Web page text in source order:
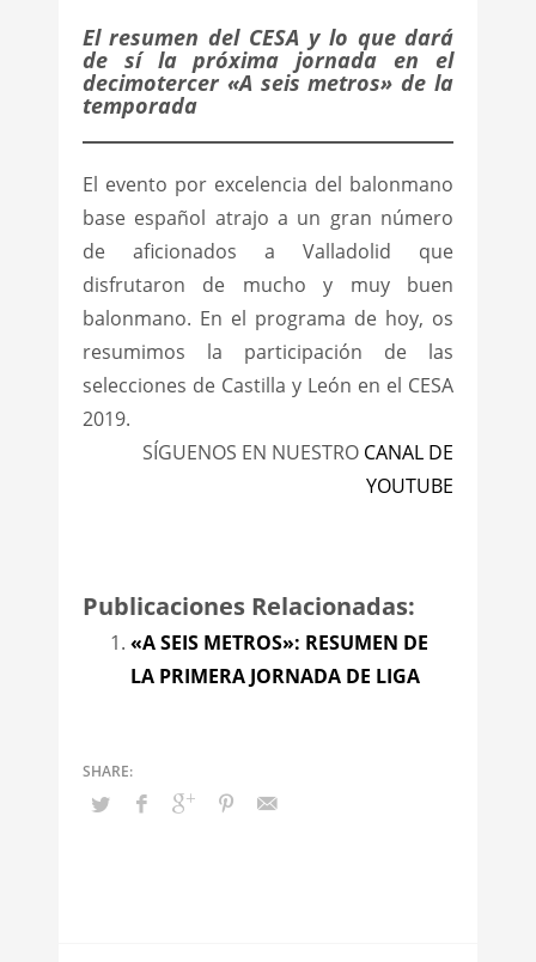
El resumen del CESA y lo que dará
de sí la próxima jornada en el
decimotercer «A seis metros» de la
temporada
El evento por excelencia del balonmano
base español atrajo a un gran número
de aficionados a Valladolid que
disfrutaron de mucho y muy buen
balonmano. En el programa de hoy, os
resumimos la participación de las
selecciones de Castilla y León en el CESA
2019.
SÍGUENOS EN NUESTRO CANAL DE
YOUTUBE
Publicaciones Relacionadas:
«A SEIS METROS»: RESUMEN DE
LA PRIMERA JORNADA DE LIGA